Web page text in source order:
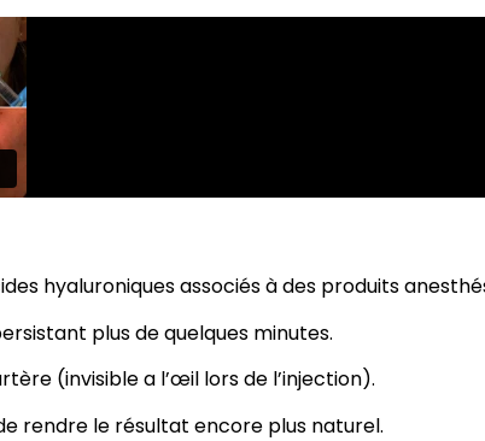
hyaluroniques associés à des produits
plus de quelques minutes.
(invisible a l’œil lors de l’injection).
rendre le résultat encore plus naturel.